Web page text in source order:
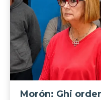
Morón: Ghi